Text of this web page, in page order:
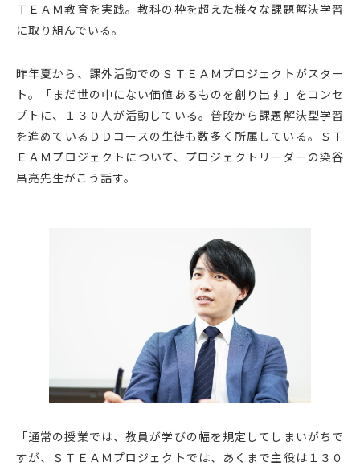
ＴＥＡＭ教育を実践。教科の枠を超えた様々な課題解決学習
に取り組んでいる。
昨年夏から、課外活動でのＳＴＥＡＭプロジェクトがスター
ト。「まだ世の中にない価値あるものを創り出す」をコンセ
プトに、１３０人が活動している。普段から課題解決型学習
を進めているＤＤコースの生徒も数多く所属している。ＳＴ
ＥＡＭプロジェクトについて、プロジェクトリーダーの染谷
昌亮先生がこう話す。
「通常の授業では、教員が学びの幅を規定してしまいがちで
すが、ＳＴＥＡＭプロジェクトでは、あくまで主役は１３０